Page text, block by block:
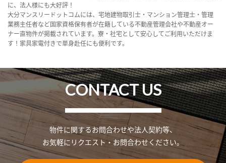
に、法人様にも大好評！
大分マンスリードットコムには、宅地建物取引士・マンション管理士・管理
業務主任者など国家資格保有者が在籍している不動産管理会社や不動産オー
ナー直物件が掲載されています。寮・社宅として安心してご利用いただけま
す！家具家電付きで単身赴任にも便利です。
CONTACT US
物件に関するお問合わせや法人契約等、
お気軽にリクエスト・お問合わせください。